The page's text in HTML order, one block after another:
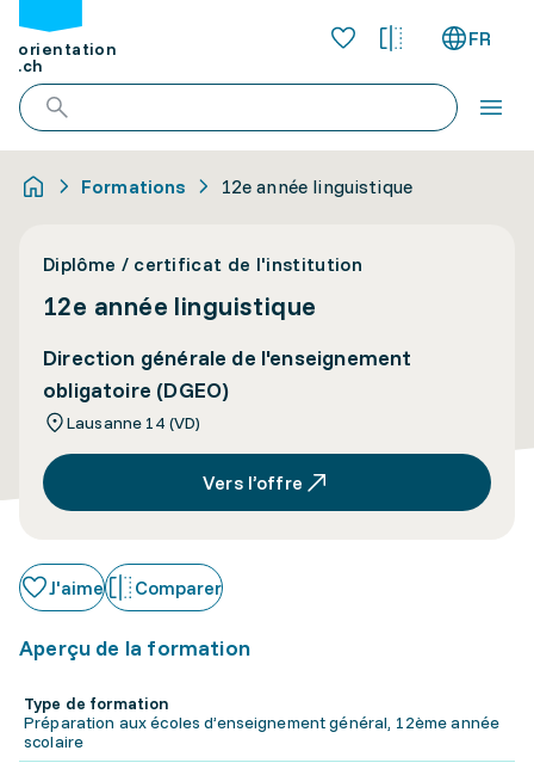
orientation
.ch
FR
Formations 12e année linguistique
Diplôme / certificat de l'institution
12e année linguistique
Direction générale de l'enseignement
obligatoire (DGEO)
Lausanne 14 (VD)
Vers l’offre
J'aime Comparer
Aperçu de la formation
Type de formation
Préparation aux écoles d’enseignement général, 12ème année
scolaire